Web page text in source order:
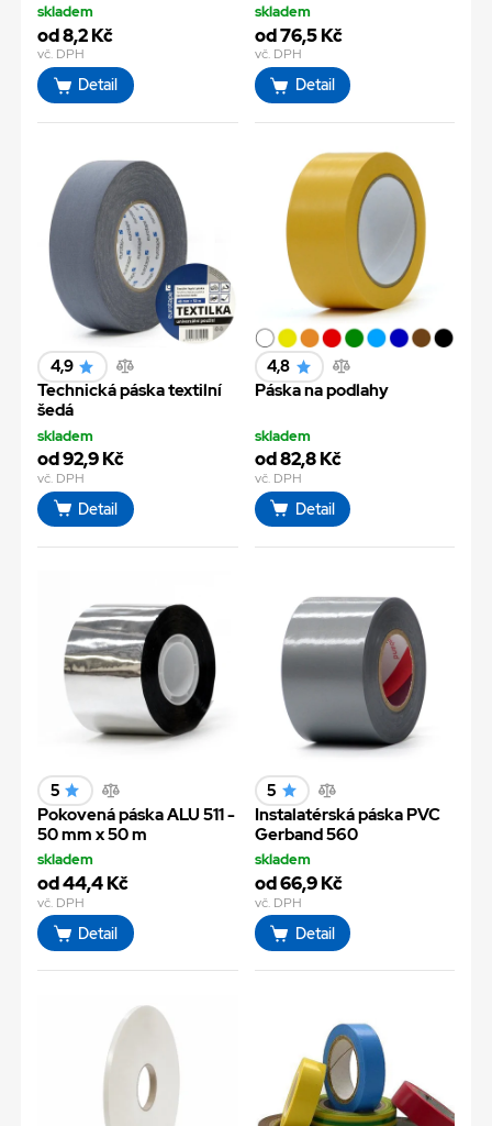
skladem
od 8,2 Kč
vč. DPH
Detail
skladem
od 76,5 Kč
vč. DPH
Detail
4,9
Technická páska textilní
šedá
skladem
od 92,9 Kč
vč. DPH
Detail
4,8
Páska na podlahy
skladem
od 82,8 Kč
vč. DPH
Detail
5
Pokovená páska ALU 511 -
50 mm x 50 m
skladem
od 44,4 Kč
vč. DPH
Detail
5
Instalatérská páska PVC
Gerband 560
skladem
od 66,9 Kč
vč. DPH
Detail